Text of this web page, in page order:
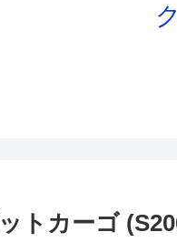
トカーゴ